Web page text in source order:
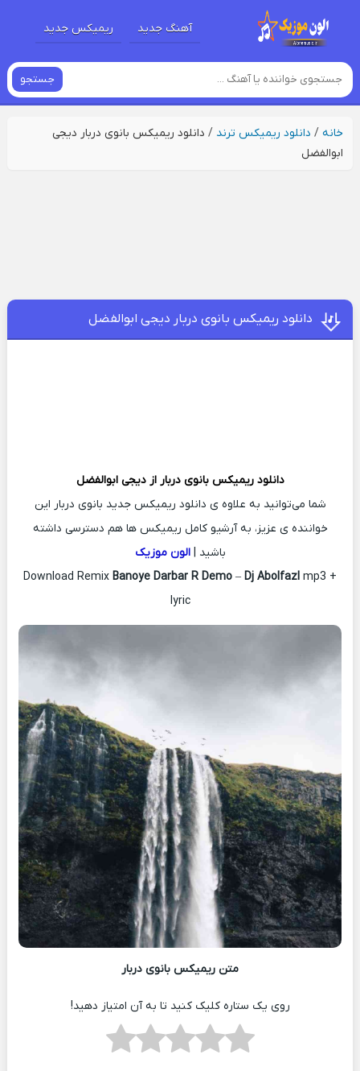
آهنگ جدید ریمیکس جدید
جستجو
خانه/ دانلود ریمیکس ترند / دانلود ریمیکس بانوی دربار دیجی
ابوالفضل
دانلود ریمیکس بانوی دربار دیجی ابوالفضل
دانلود ریمیکس بانوی دربار ازدیجی ابوالفضل
شما می‌توانید به علاوه ی دانلود ریمیکس جدید بانوی دربار این
خواننده ی عزیز، به آرشیو کامل ریمیکس ها هم دسترسی داشته
باشید |الون موزیک
Download Remix Banoye Darbar R Demo – Dj Abolfazl mp3 +
lyric
متن ریمیکس بانوی دربار
روی یک ستاره کلیک کنید تا به آن امتیاز دهید!